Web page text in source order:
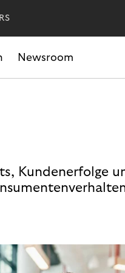
Newsroom
Kundenerfolge